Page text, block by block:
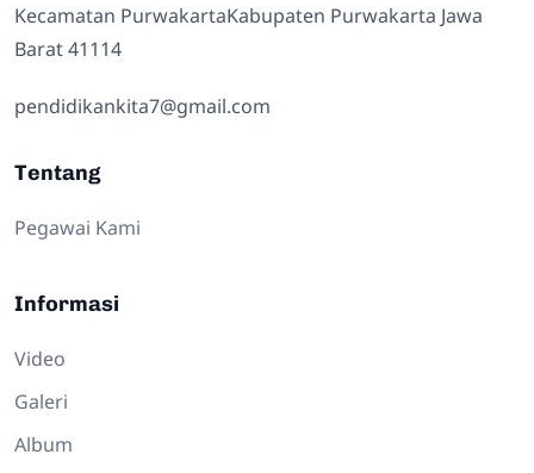
Kecamatan PurwakartaKabupaten Purwakarta Jawa
Barat 41114
pendidikankita7@gmail.com
Tentang
Pegawai Kami
Informasi
Video
Galeri
Album